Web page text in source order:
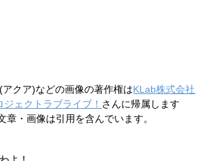
クア)などの画像の著作権はKLab株式会社
ジェクトラブライブ！ さんに帰属します
章・画像は引用を含んでいます。